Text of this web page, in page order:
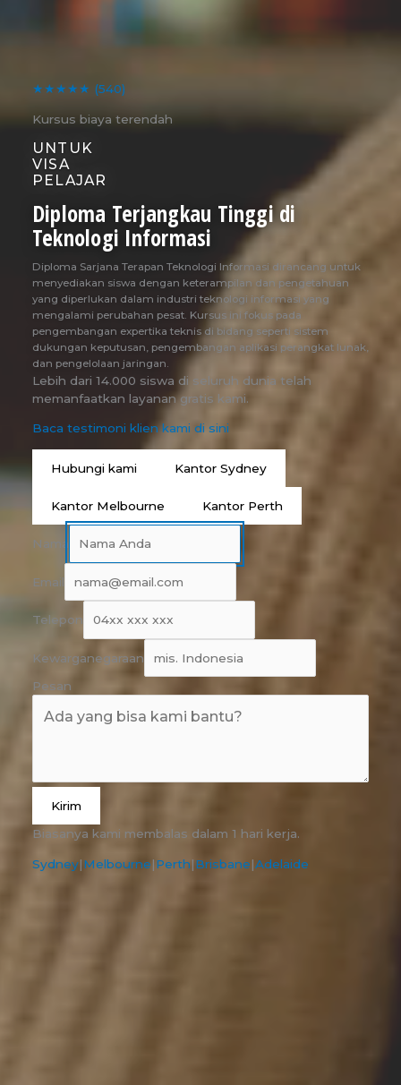
★★★★★ (540)
Kursus biaya terendah
UNTUK
VISA
PELAJAR
Diploma Terjangkau Tinggi di
Teknologi Informasi
Diploma Sarjana Terapan Teknologi Informasi dirancang untuk
menyediakan siswa dengan keterampilan dan pengetahuan
yang diperlukan dalam industri teknologi informasi yang
mengalami perubahan pesat. Kursus ini fokus pada
pengembangan expertika teknis di bidang seperti sistem
dukungan keputusan, pengembangan aplikasi perangkat lunak,
dan pengelolaan jaringan.
Lebih dari 14.000 siswa di seluruh dunia telah
memanfaatkan layanan gratis kami.
Baca testimoni klien kami di sini
Hubungi kami Kantor Sydney
Kantor Melbourne Kantor Perth
Nama
Email
Telepon
Kewarganegaraan
Pesan
Kirim
Biasanya kami membalas dalam 1 hari kerja.
Sydney|Melbourne|Perth|Brisbane|Adelaide